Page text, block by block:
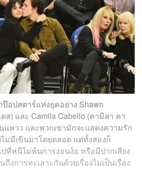
อปสตาร์แห่งยุคอย่าง Shawn
ส) และ Camila Cabello (คามิลา คา
แหวว และพวกเขามักจะแสดงความรัก
มีเขินมาโดยตลอด แต่ทั้งสองก็
ที่หนีไม่พ้นการงอนง้อ หรือมีปากเสียง
งการทะเลาะกันด้วยเรื่องไม่เป็นเรื่อง